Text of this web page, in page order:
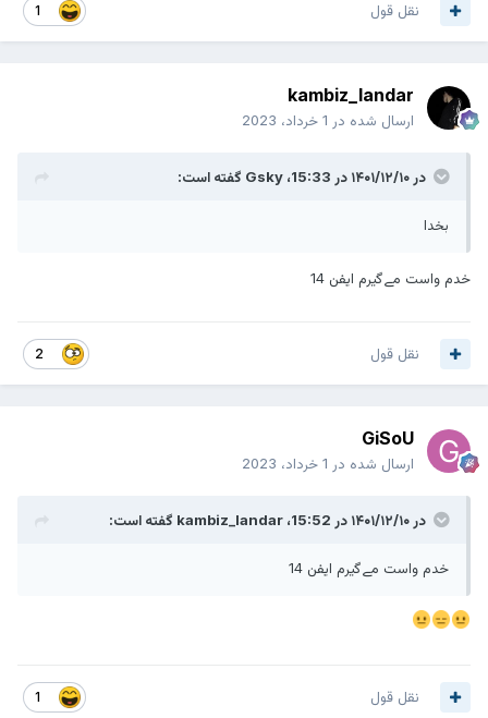
نقل قول
kambiz_landar
ارسال شده در
در ۱۴۰۱/۱۲/۱۰ در 15:33، Gskyگفته است:
بخدا
خدم واست مےگیرم ایفن 14
2 نقل قول
GiSoU
ارسال شده در
در ۱۴۰۱/۱۲/۱۰ در 15:52، kambiz_landarگفته است:
خدم واست مےگیرم ایفن 14
نقل قول